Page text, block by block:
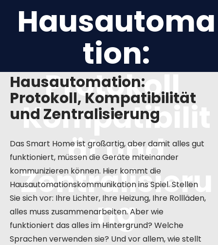
Hausautoma
tion:
Protokoll,
Kompatibilit
ät und
Zentralisieru
ng
Hausautomation:
Protokoll, Kompatibilität
und Zentralisierung
Das Smart Home ist großartig, aber damit alles gut
funktioniert, müssen die Geräte miteinander
kommunizieren können. Hier kommt die
Hausautomationskommunikation ins Spiel. Stellen
Sie sich vor: Ihre Lichter, Ihre Heizung, Ihre Rollläden,
alles muss zusammenarbeiten. Aber wie
funktioniert das alles im Hintergrund? Welche
Sprachen verwenden sie? Und vor allem, wie stellt